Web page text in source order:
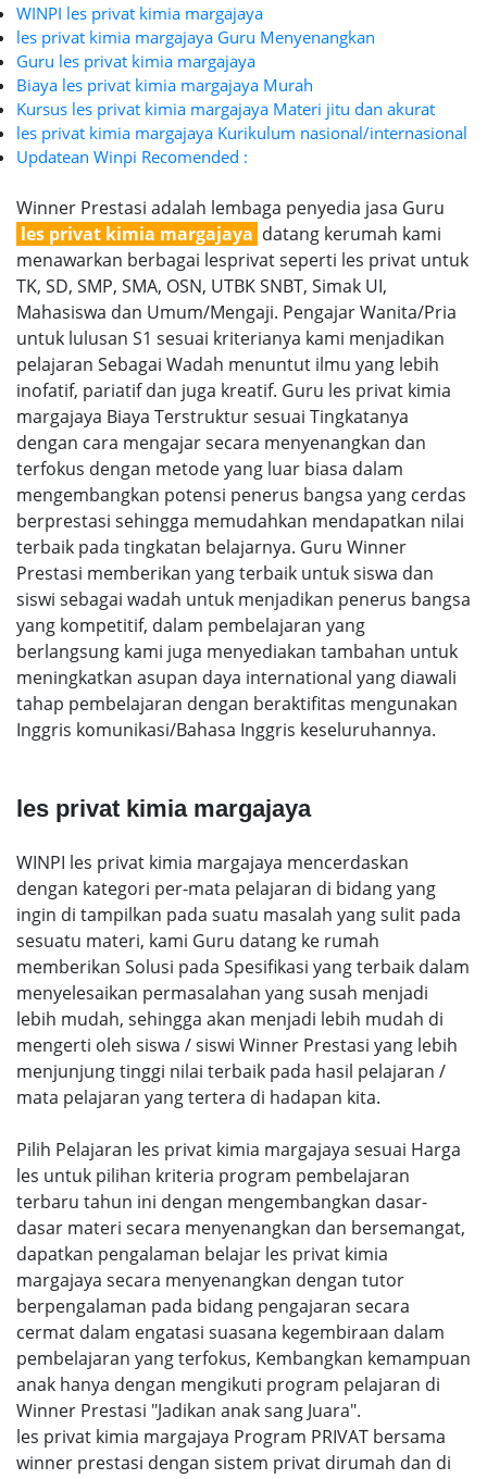
WINPI les privat kimia margajaya
les privat kimia margajaya Guru Menyenangkan
Guru les privat kimia margajaya
Biaya les privat kimia margajaya Murah
Kursus les privat kimia margajaya Materi jitu dan akurat
les privat kimia margajaya Kurikulum nasional/internasional
Updatean Winpi Recomended :
Winner Prestasi adalah lembaga penyedia jasa Guru
les privat kimia margajaya datang kerumah kami
menawarkan berbagai lesprivat seperti les privat untuk
TK, SD, SMP, SMA, OSN, UTBK SNBT, Simak UI,
Mahasiswa dan Umum/Mengaji. Pengajar Wanita/Pria
untuk lulusan S1 sesuai kriterianya kami menjadikan
pelajaran Sebagai Wadah menuntut ilmu yang lebih
inofatif, pariatif dan juga kreatif. Guru les privat kimia
margajaya Biaya Terstruktur sesuai Tingkatanya
dengan cara mengajar secara menyenangkan dan
terfokus dengan metode yang luar biasa dalam
mengembangkan potensi penerus bangsa yang cerdas
berprestasi sehingga memudahkan mendapatkan nilai
terbaik pada tingkatan belajarnya. Guru Winner
Prestasi memberikan yang terbaik untuk siswa dan
siswi sebagai wadah untuk menjadikan penerus bangsa
yang kompetitif, dalam pembelajaran yang
berlangsung kami juga menyediakan tambahan untuk
meningkatkan asupan daya international yang diawali
tahap pembelajaran dengan beraktifitas mengunakan
Inggris komunikasi/Bahasa Inggris keseluruhannya.
les privat kimia margajaya
WINPI les privat kimia margajaya mencerdaskan
dengan kategori per-mata pelajaran di bidang yang
ingin di tampilkan pada suatu masalah yang sulit pada
sesuatu materi, kami Guru datang ke rumah
memberikan Solusi pada Spesifikasi yang terbaik dalam
menyelesaikan permasalahan yang susah menjadi
lebih mudah, sehingga akan menjadi lebih mudah di
mengerti oleh siswa / siswi Winner Prestasi yang lebih
menjunjung tinggi nilai terbaik pada hasil pelajaran /
mata pelajaran yang tertera di hadapan kita.
Pilih Pelajaran les privat kimia margajaya sesuai Harga
les untuk pilihan kriteria program pembelajaran
terbaru tahun ini dengan mengembangkan dasar-
dasar materi secara menyenangkan dan bersemangat,
dapatkan pengalaman belajar les privat kimia
margajaya secara menyenangkan dengan tutor
berpengalaman pada bidang pengajaran secara
cermat dalam engatasi suasana kegembiraan dalam
pembelajaran yang terfokus, Kembangkan kemampuan
anak hanya dengan mengikuti program pelajaran di
Winner Prestasi "Jadikan anak sang Juara".
les privat kimia margajaya Program PRIVAT bersama
winner prestasi dengan sistem privat dirumah dan di